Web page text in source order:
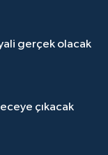
gerçek olacak
çıkacak